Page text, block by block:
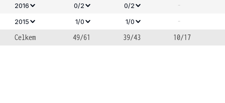
2016
0/2 0/2 -
2015 1/0 1/0
-
Celkem
49/61 39/43 10/17